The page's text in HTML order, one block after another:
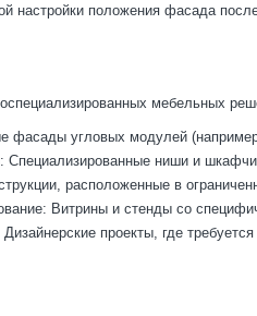
настройки положения фасада
мебельных
угловых модулей
Специализированные ниши и
расположенные в
Витрины и стенды со
проекты, где